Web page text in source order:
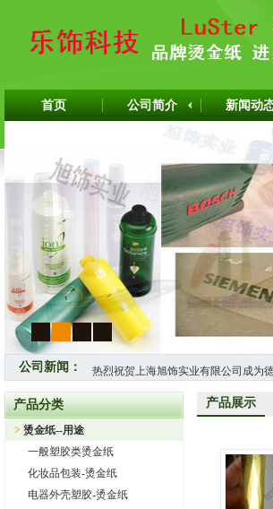
首页 公司简介 新闻动
4
公司新闻：
热烈祝贺上海旭饰实业有限公司成为
热烈祝贺旭饰实业成为日本OIKE烫
上海旭饰实业有限公司——进口烫金纸
怎样选择进口烫金纸
上海旭饰实业有限公司 专业供应汽车
怎样选择适合自己的烫金纸？
产品分类
> 烫金纸--用途
一般塑胶类烫金纸
化妆品包装-烫金纸
电器外壳塑胶-烫金纸
产品展示